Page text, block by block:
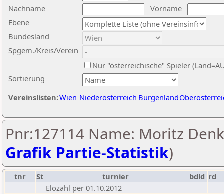
Nachname
Vorname
Ebene
Sortierung
Bundesland
Spgem./Kreis/Verein
Nur "österreichische" Spieler
Vereinslisten:Wien Niederösterreich Burgenland
Pnr:127114 Name: Moritz
Grafik Partie-Statistik)
tnr St turnier bdld rd
Elozahl per 01.10.2012